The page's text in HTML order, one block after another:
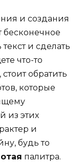
и создания
бесконечное
и сделать
что-то
обратить
которые
из этих
и
будь то
палитра.